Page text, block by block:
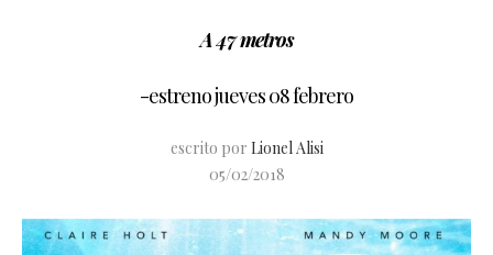
A 47 metros
-estreno jueves 08 febrero
escrito por Lionel Alisi
05/02/2018